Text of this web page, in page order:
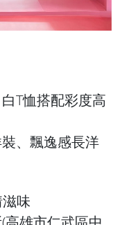
T恤搭配彩度高
、飄逸感長洋
味